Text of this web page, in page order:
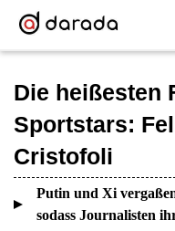
Die heißesten
Sportstars:
Cristofoli
Putin und Xi
sodass Journalisten